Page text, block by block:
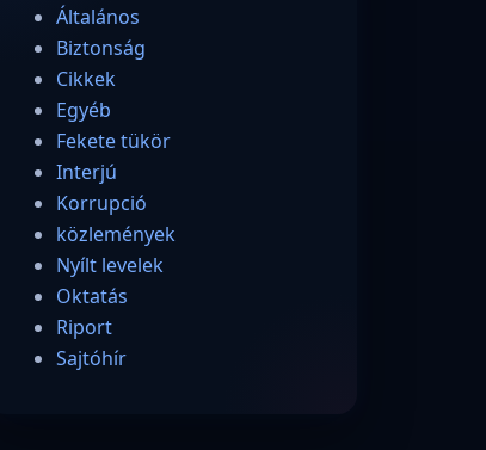
Általános
Biztonság
Cikkek
Egyéb
Fekete tükör
Interjú
Korrupció
közlemények
Nyílt levelek
Oktatás
Riport
Sajtóhír